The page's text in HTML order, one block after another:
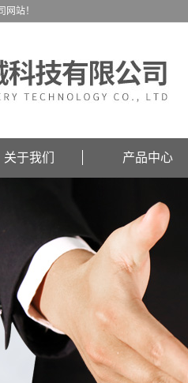
站！
关于我们 产品中心